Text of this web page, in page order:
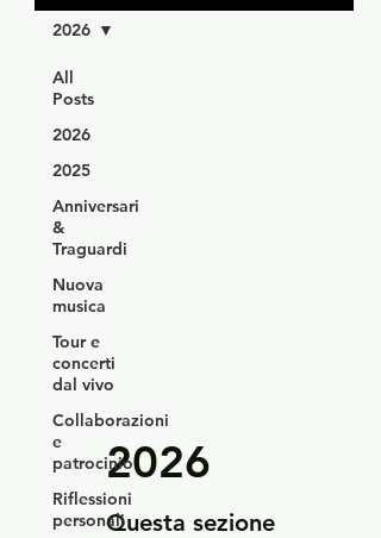
All
Posts
2026
2025
Anniversari
&
Traguardi
Nuova
musica
Tour e
concerti
dal vivo
Collaborazioni
e
patrocinio
Riflessioni
personali
2026
2026
Questa sezione